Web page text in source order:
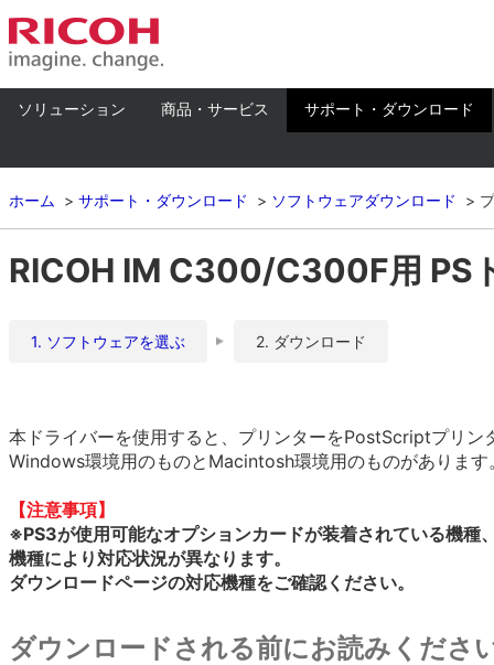
ソリューション 商品・サービス サポート・ダウンロード
ホーム サポート・ダウンロード ソフトウェアダウンロード
RICOH IM C300/C300F用 PS
1. ソフトウェアを選ぶ 2. ダウンロード
本ドライバーを使用すると、プリンターをPostScriptプリ
Windows環境用のものとMacintosh環境用のものがありま
【注意事項】
※PS3が使用可能なオプションカードが装着されている機種
機種により対応状況が異なります。
ダウンロードページの対応機種をご確認ください。
ダウンロードされる前にお読みくださ